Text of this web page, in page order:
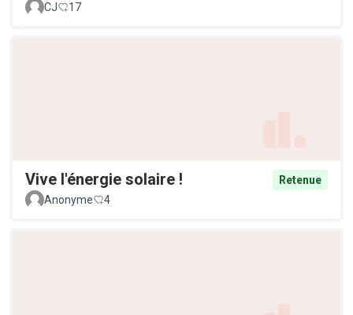
CJ 17
Vive l'énergie solaire !
Retenue
Anonyme
4